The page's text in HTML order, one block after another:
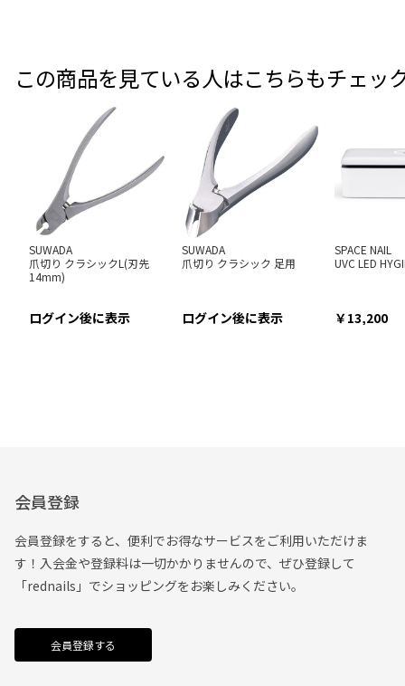
この商品を見ている人はこちらもチェッ
SUWADA
爪切り クラシックL(刃先
14mm)
ログイン後に表示
SUWADA
爪切り クラシック 足用
ログイン後に表示
SPACE NAIL
UVC LED
13,200
会員登録
会員登録をすると、便利でお得なサービスをご利用いただけま
す！入会金や登録料は一切かかりませんので、ぜひ登録して
「rednails」でショッピングをお楽しみください。
会員登録する